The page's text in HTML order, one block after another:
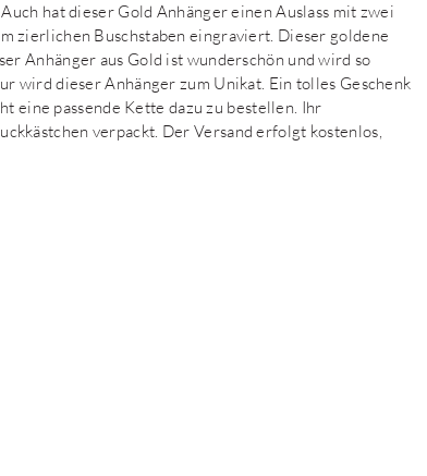
hat dieser Gold Anhänger einen Auslass mit zwei
zierlichen Buschstaben eingraviert. Dieser goldene
Anhänger aus Gold ist wunderschön und wird so
wird dieser Anhänger zum Unikat. Ein tolles Geschenk
eine passende Kette dazu zu bestellen. Ihr
verpackt. Der Versand erfolgt kostenlos,